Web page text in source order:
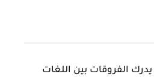
الفروقات بين اللغات